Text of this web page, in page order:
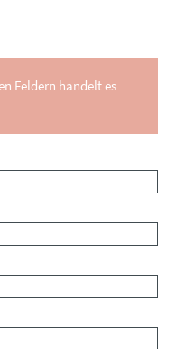
Feldern handelt es